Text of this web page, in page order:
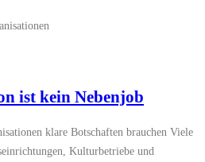
ist kein Nebenjob
klare Botschaften brauchen Viele
Kulturbetriebe und